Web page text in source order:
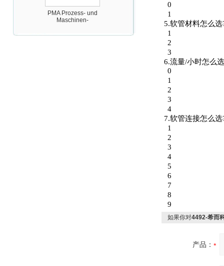
PMA Prozess- und
Maschinen-
Automation GmbH
0
1
5.软管材料怎么选
1
2
3
6.流量/小时怎么选
0
1
2
3
4
7.软管连接怎么选
1
2
3
4
5
6
7
8
9
如果你对4492-希而
产品：